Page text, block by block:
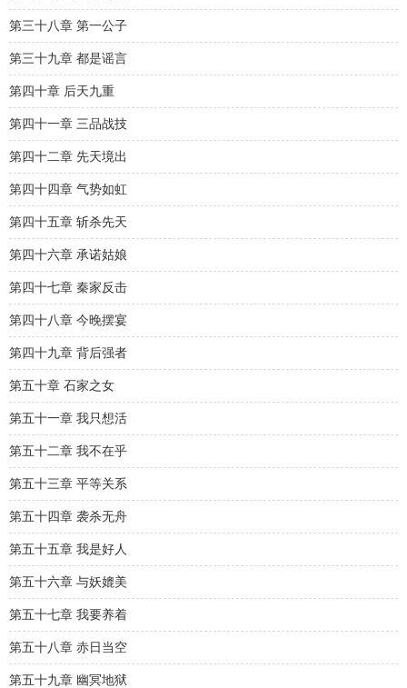
第三十八章 第一公子
第三十九章 都是谣言
第四十章 后天九重
第四十一章 三品战技
第四十二章 先天境出
第四十四章 气势如虹
第四十五章 斩杀先天
第四十六章 承诺姑娘
第四十七章 秦家反击
第四十八章 今晚摆宴
第四十九章 背后强者
第五十章 石家之女
第五十一章 我只想活
第五十二章 我不在乎
第五十三章 平等关系
第五十四章 袭杀无舟
第五十五章 我是好人
第五十六章 与妖媲美
第五十七章 我要养着
第五十八章 赤日当空
第五十九章 幽冥地狱